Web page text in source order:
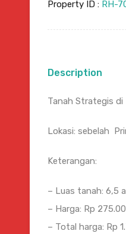
Property ID : RH-
Description
Tanah Strategis di
Lokasi: sebelah
Keterangan:
– Luas tanah: 6,5
– Harga: Rp
– Total harga: Rp